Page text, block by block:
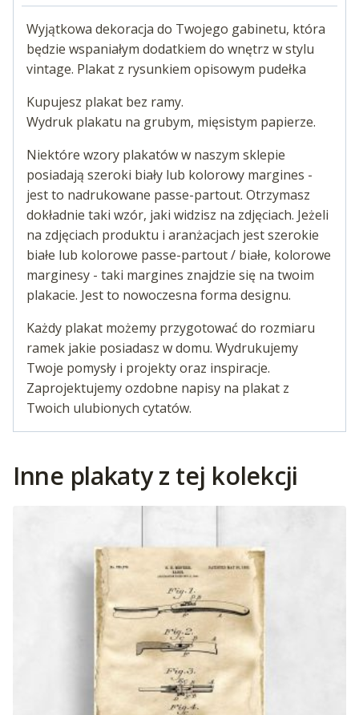
Wyjątkowa dekoracja do Twojego gabinetu, która
będzie wspaniałym dodatkiem do wnętrz w stylu
vintage. Plakat z rysunkiem opisowym pudełka
Kupujesz plakat bez ramy.
Wydruk plakatu na grubym, mięsistym papierze.
Niektóre wzory plakatów w naszym sklepie
posiadają szeroki biały lub kolorowy margines -
jest to nadrukowane passe-partout. Otrzymasz
dokładnie taki wzór, jaki widzisz na zdjęciach. Jeżeli
na zdjęciach produktu i aranżacjach jest szerokie
białe lub kolorowe passe-partout / białe, kolorowe
marginesy - taki margines znajdzie się na twoim
plakacie. Jest to nowoczesna forma designu.
Każdy plakat możemy przygotować do rozmiaru
ramek jakie posiadasz w domu. Wydrukujemy
Twoje pomysły i projekty oraz inspiracje.
Zaprojektujemy ozdobne napisy na plakat z
Twoich ulubionych cytatów.
Inne plakaty z tej kolekcji